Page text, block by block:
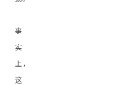
事
实
上，
这